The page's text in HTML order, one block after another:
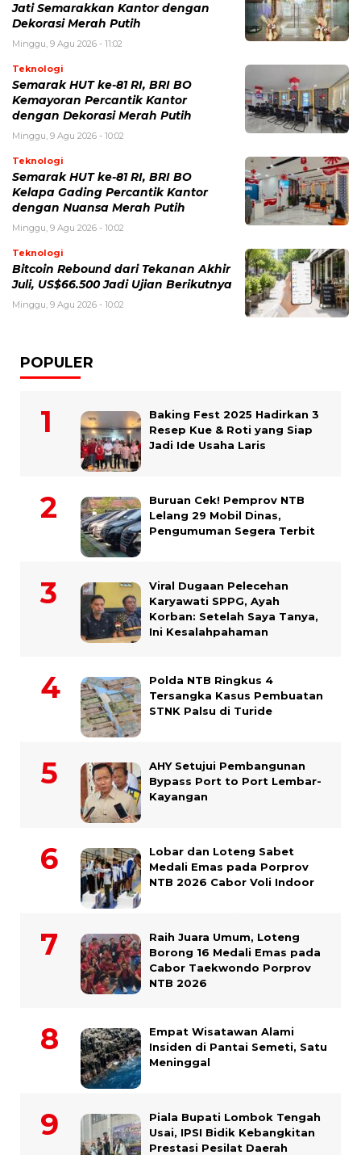
Jati Semarakkan Kantor dengan
Dekorasi Merah Putih
Minggu, 9 Agu 2026 - 11:02
Teknologi
Semarak HUT ke-81 RI, BRI BO
Kemayoran Percantik Kantor
dengan Dekorasi Merah Putih
Minggu, 9 Agu 2026 - 10:02
Teknologi
Semarak HUT ke-81 RI, BRI BO
Kelapa Gading Percantik Kantor
dengan Nuansa Merah Putih
Minggu, 9 Agu 2026 - 10:02
Teknologi
Bitcoin Rebound dari Tekanan Akhir
Juli, US$66.500 Jadi Ujian Berikutnya
Minggu, 9 Agu 2026 - 10:02
POPULER
Baking Fest 2025 Hadirkan 3
Resep Kue & Roti yang Siap
Jadi Ide Usaha Laris
Buruan Cek! Pemprov NTB
Lelang 29 Mobil Dinas,
Pengumuman Segera Terbit
Viral Dugaan Pelecehan
Karyawati SPPG, Ayah
Korban: Setelah Saya Tanya,
Ini Kesalahpahaman
Polda NTB Ringkus 4
Tersangka Kasus Pembuatan
STNK Palsu di Turide
AHY Setujui Pembangunan
Bypass Port to Port Lembar-
Kayangan
Lobar dan Loteng Sabet
Medali Emas pada Porprov
NTB 2026 Cabor Voli Indoor
Raih Juara Umum, Loteng
Borong 16 Medali Emas pada
Cabor Taekwondo Porprov
NTB 2026
Empat Wisatawan Alami
Insiden di Pantai Semeti, Satu
Meninggal
Piala Bupati Lombok Tengah
Usai, IPSI Bidik Kebangkitan
Prestasi Pesilat Daerah